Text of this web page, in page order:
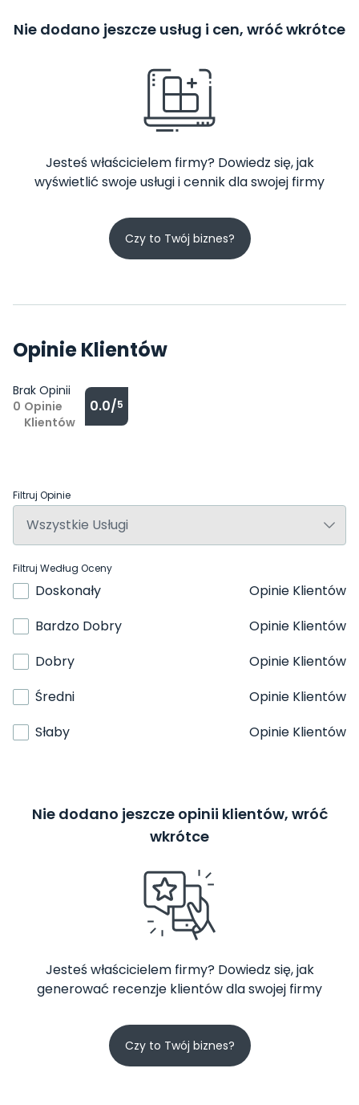
Nie dodano jeszcze usług i cen, wróć wkrótce
Jesteś właścicielem firmy? Dowiedz się, jak
wyświetlić swoje usługi i cennik dla swojej firmy
Czy to Twój biznes?
Opinie Klientów
Brak Opinii
0 Opinie
Klientów
0.0/5
Filtruj Opinie
Filtruj Według Oceny
Doskonały
Opinie Klientów
Bardzo Dobry
Opinie Klientów
Dobry
Opinie Klientów
Średni
Opinie Klientów
Słaby
Opinie Klientów
Nie dodano jeszcze opinii klientów, wróć
wkrótce
Jesteś właścicielem firmy? Dowiedz się, jak
generować recenzje klientów dla swojej firmy
Czy to Twój biznes?